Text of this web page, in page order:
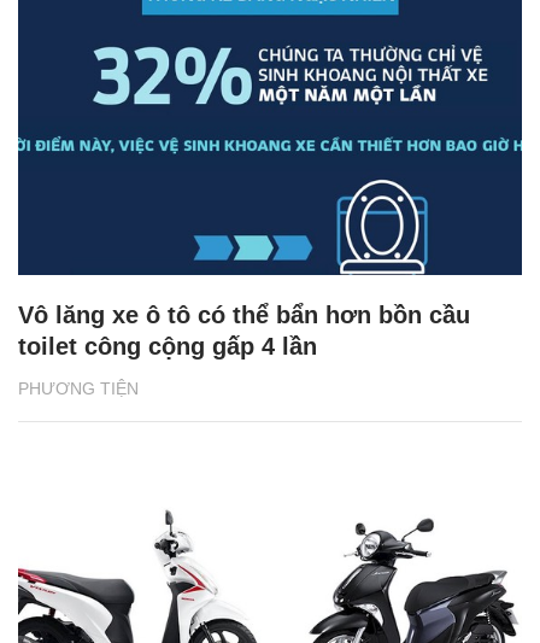
PHƯƠNG TIỆN
Vô lăng xe ô tô có thể bẩn hơn bồn cầu
toilet công cộng gấp 4 lần